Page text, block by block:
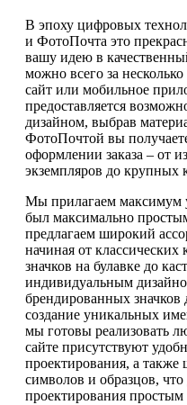
В эпоху цифровых
и ФотоПочта это
вашу идею в
можно всего за
сайт или мобильное
предоставляется
дизайном, выбрав
ФотоПочтой вы
оформлении заказа – от
экземпляров до крупных
Мы прилагаем максимум
был максимально
предлагаем широкий
начиная от классических
значков на булавке до
индивидуальным
брендированных
создание уникальных
мы готовы реализовать
сайте присутствуют
проектирования, а
символов и образцов, что
проектирования